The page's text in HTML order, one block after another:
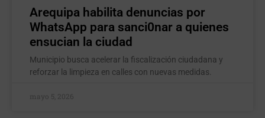
Arequipa habilita denuncias por
WhatsApp para sanci0nar a quienes
ensucian la ciudad
Municipio busca acelerar la fiscalización ciudadana y
reforzar la limpieza en calles con nuevas medidas.
mayo 5, 2026